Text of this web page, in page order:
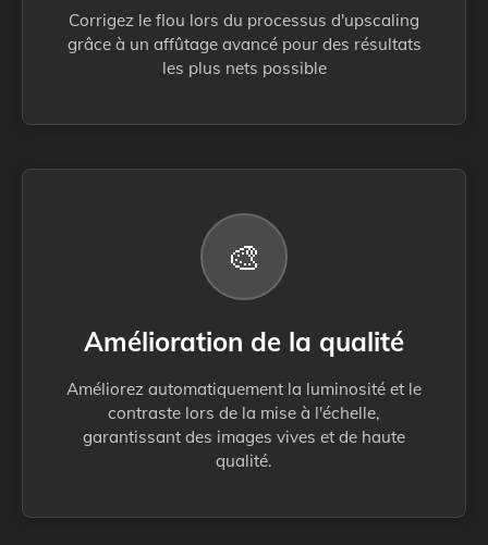
Corrigez le flou lors du processus d'upscaling
grâce à un affûtage avancé pour des résultats
les plus nets possible
🎨
Amélioration de la qualité
Améliorez automatiquement la luminosité et le
contraste lors de la mise à l'échelle,
garantissant des images vives et de haute
qualité.